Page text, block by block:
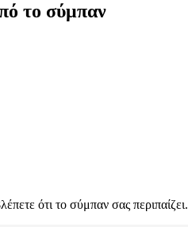
το σύμπαν
ότι το σύμπαν σας περιπαίζει.